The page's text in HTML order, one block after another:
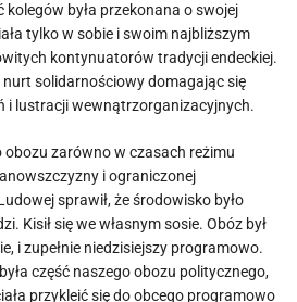
była przekonana o swojej
tylko w sobie i swoim najbliższym
kontynuatorów tradycji endeckiej.
nurt solidarnościowy domagając się
i lustracji wewnątrzorganizacyjnych.
obozu zarówno w czasach reżimu
i ograniczonej
sprawił, że środowisko było
Kisił się we własnym sosie. Obóz był
i zupełnie niedzisiejszy programowo.
część naszego obozu politycznego,
przykleić się do obcego programowo